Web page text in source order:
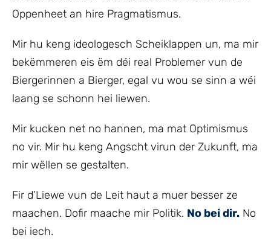
Oppenheet an hire Pragmatismus.
Mir hu keng ideologesch Scheiklappen un, ma mir
bekëmmeren eis ëm déi real Problemer vun de
Biergerinnen a Bierger, egal vu wou se sinn a wéi
laang se schonn hei liewen.
Mir kucken net no hannen, ma mat Optimismus
no vir. Mir hu keng Angscht virun der Zukunft, ma
mir wëllen se gestalten.
Fir d’Liewe vun de Leit haut a muer besser ze
maachen. Dofir maache mir Politik. No bei dir. No
bei iech.